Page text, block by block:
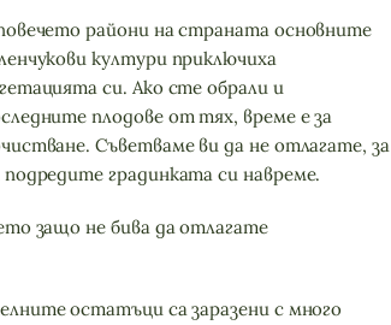
райони на страната основните
култури приключиха
си. Ако сте обрали и
плодове от тях, време е за
Съветваме ви да не отлагате, за
подредите градинката си навреме.
защо не бива да отлагате
остатъци са заразени с много